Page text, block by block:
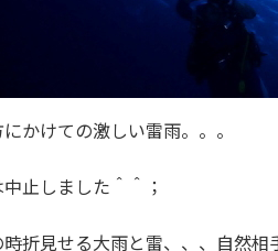
かけての激しい雷雨。。。
止しました＾＾；
折見せる大雨と雷、、、自然相